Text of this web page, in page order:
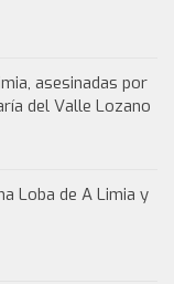
asesinadas por
del Valle Lozano
Loba de A Limia y